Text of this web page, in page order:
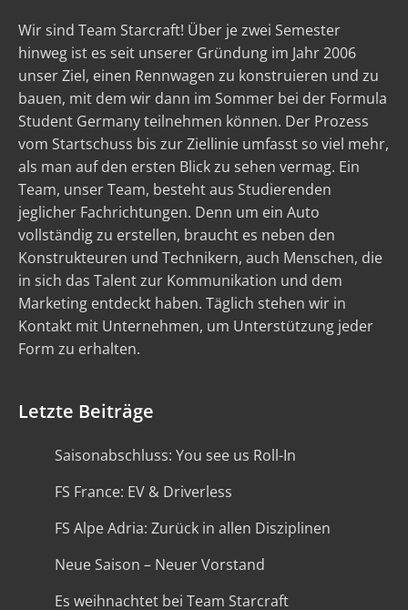
Wir sind Team Starcraft! Über je zwei Semester
hinweg ist es seit unserer Gründung im Jahr 2006
unser Ziel, einen Rennwagen zu konstruieren und zu
bauen, mit dem wir dann im Sommer bei der Formula
Student Germany teilnehmen können. Der Prozess
vom Startschuss bis zur Ziellinie umfasst so viel mehr,
als man auf den ersten Blick zu sehen vermag. Ein
Team, unser Team, besteht aus Studierenden
jeglicher Fachrichtungen. Denn um ein Auto
vollständig zu erstellen, braucht es neben den
Konstrukteuren und Technikern, auch Menschen, die
in sich das Talent zur Kommunikation und dem
Marketing entdeckt haben. Täglich stehen wir in
Kontakt mit Unternehmen, um Unterstützung jeder
Form zu erhalten.
Letzte Beiträge
Saisonabschluss: You see us Roll-In
FS France: EV & Driverless
FS Alpe Adria: Zurück in allen Disziplinen
Neue Saison – Neuer Vorstand
Es weihnachtet bei Team Starcraft